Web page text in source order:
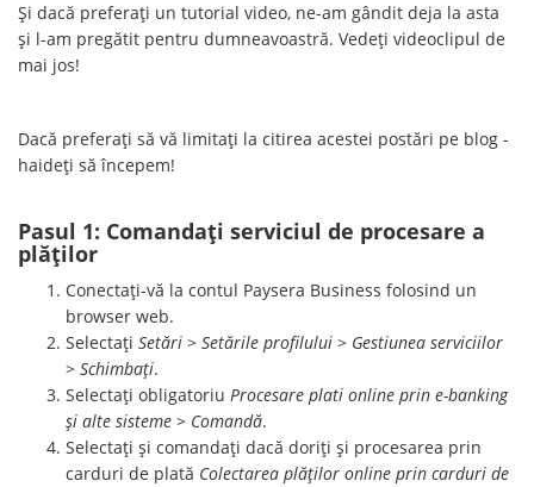
Și dacă preferați un tutorial video, ne-am gândit deja la asta
și l-am pregătit pentru dumneavoastră. Vedeți videoclipul de
mai jos!
Dacă preferați să vă limitați la citirea acestei postări pe blog -
haideți să începem!
Pasul 1: Comandați serviciul de procesare a
plăților
Conectați-vă la contul Paysera Business folosind un
browser web.
Selectați Setări > Setările profilului > Gestiunea serviciilor
> Schimbați.
Selectați obligatoriu Procesare plati online prin e-banking
și alte sisteme > Comandă.
Selectați și comandați dacă doriți și procesarea prin
carduri de plată Colectarea plăților online prin carduri de